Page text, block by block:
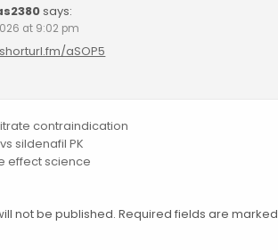
says:
at 9:02 pm
aSOP5
contraindication
sildenafil PK
effect science
not be published. Required fields are marked